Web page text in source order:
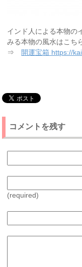
インド人による本物の
みる本物の風水はこち
⇒ 開運宝箱 https://
コメントを残す
(required)